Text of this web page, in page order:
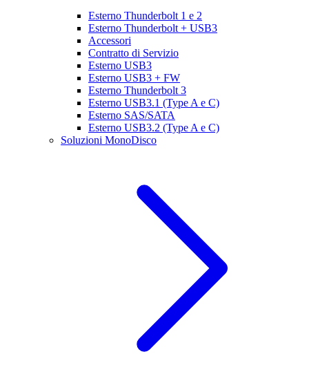
Esterno Thunderbolt 1 e 2
Esterno Thunderbolt + USB3
Accessori
Contratto di Servizio
Esterno USB3
Esterno USB3 + FW
Esterno Thunderbolt 3
Esterno USB3.1 (Type A e C)
Esterno SAS/SATA
Esterno USB3.2 (Type A e C)
Soluzioni MonoDisco